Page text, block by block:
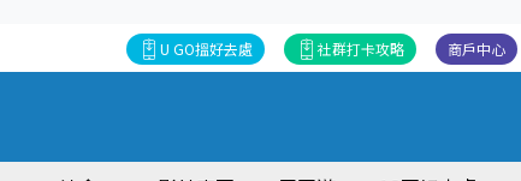
商戶中心
社群打卡攻略
U GO搵好去處